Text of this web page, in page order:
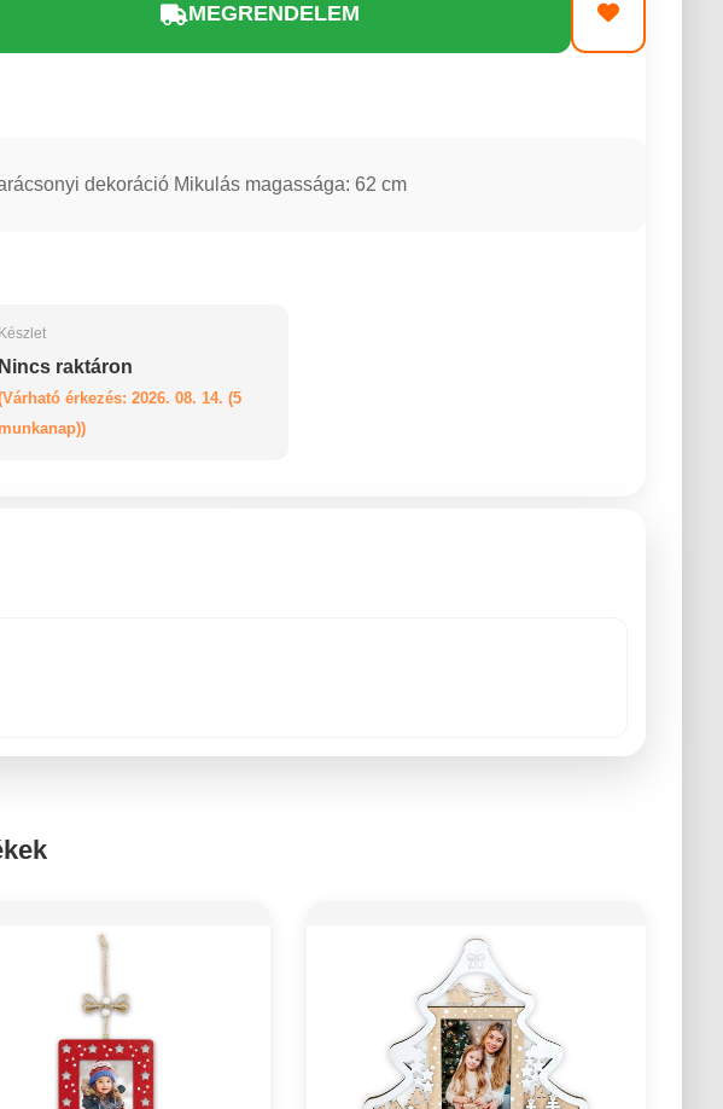
MEGRENDELEM
dekoráció Mikulás magassága: 62 cm
Készlet
Nincs raktáron
érkezés: 2026. 08. 14. (5
munkanap))